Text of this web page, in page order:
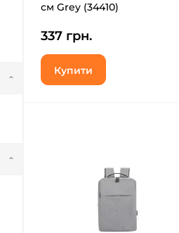
см Grey (34410)
337 грн.
Купити